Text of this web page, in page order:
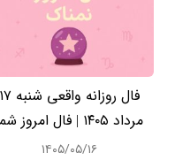
فال روزانه واقعی شنبه ۱۷
مرداد ۱۴۰۵ | فال امروز شما
۱۴۰۵/۰۵/۱۶